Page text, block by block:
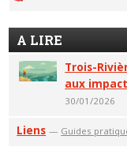
A LIRE
Trois-
aux
30/01/2026
Liens — Guides